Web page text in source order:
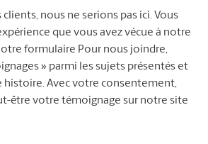
clients, nous ne serions pas ici. Vous
que vous avez vécue à notre
formulaire Pour nous joindre,
» parmi les sujets présentés et
histoire. Avec votre consentement,
être votre témoignage sur notre site